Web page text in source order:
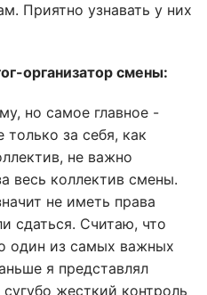
Приятно узнавать у них
организатор смены:
но самое главное -
только за себя, как
не важно
весь коллектив смены.
не иметь права
сдаться. Считаю, что
один из самых важных
я представлял
жесткий контроль